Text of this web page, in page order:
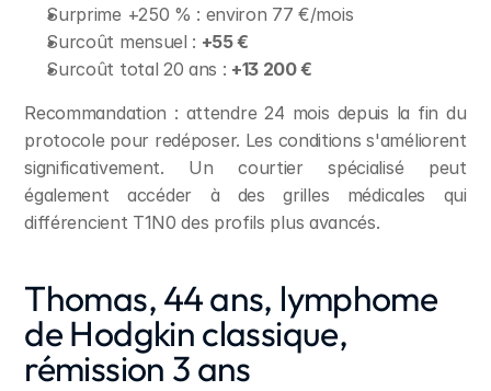
Surprime +250 % : environ 77 €/mois
Surcoût mensuel : +55 €
Surcoût total 20 ans : +13 200 €
Recommandation : attendre 24 mois depuis la fin du
protocole pour redéposer. Les conditions s'améliorent
significativement. Un courtier spécialisé peut
également accéder à des grilles médicales qui
différencient T1N0 des profils plus avancés.
Thomas, 44 ans, lymphome
de Hodgkin classique,
rémission 3 ans